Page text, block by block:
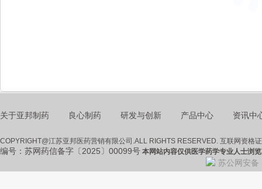
关于亚邦制药 良心制药 研发与创新 产品中心 资讯中
COPYRIGHT@江苏亚邦医药营销有限公司.ALL RIGHTS RESERVED. 互联网资格
编号：苏网药信备字〔2025〕00099号 本网站内容仅供医学药学专业人士浏览
苏公网安